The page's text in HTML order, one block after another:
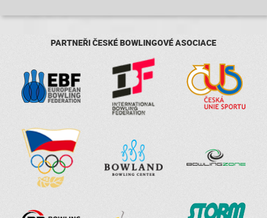
PARTNEŘI ČESKÉ BOWLINGOVÉ ASOCIACE